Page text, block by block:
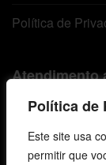
Política de
Este site usa
permitir que
Política de
Atendimento
Livraria
Minha conta